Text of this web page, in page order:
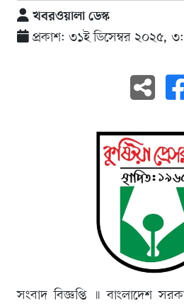
খবরওয়ালা ডেস্ক
প্রকাশ: ৩১ই ডিসেম্বর ২০২৫,
সংবাদ বিজ্ঞপ্তি ॥ বাংলাদেশ